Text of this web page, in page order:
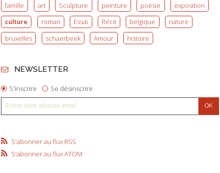
famille
art Sculpture peinture poésie
exposition
culture
roman Essai Récit belgique
nature
bruxelles
schaerbeek Amour histoire
NEWSLETTER
S'inscrire Se désinscrire
S'abonner au flux RSS
S'abonner au flux ATOM